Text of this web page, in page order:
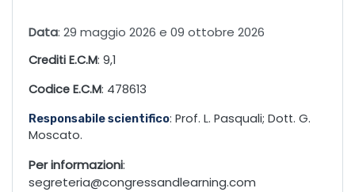
Data: 29 maggio 2026 e 09 ottobre 2026
Crediti E.C.M: 9,1
Codice E.C.M: 478613
Responsabile scientifico: Prof. L. Pasquali; Dott. G.
Moscato.
Per informazioni:
segreteria@congressandlearning.com